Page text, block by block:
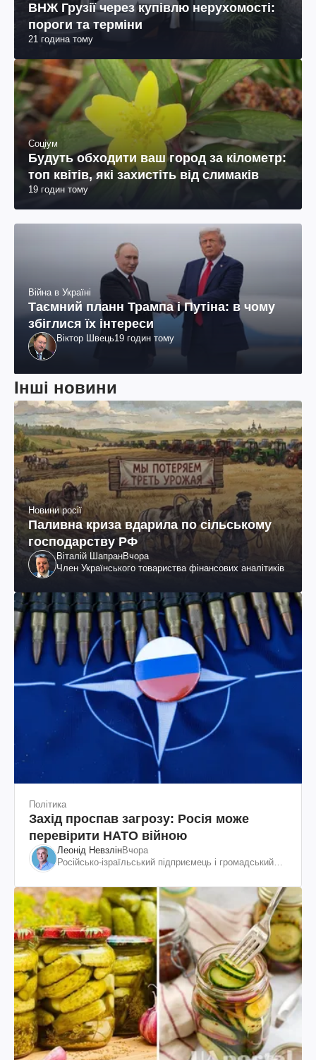
ВНЖ Грузії через купівлю нерухомості:
пороги та терміни
21 година тому
Соціум
Будуть обходити ваш город за кілометр:
топ квітів, які захистіть від слимаків
19 годин тому
Війна в Україні
Таємний планн Трампа і Путіна: в чому
збіглися їх інтереси
Віктор Швець19 годин тому
Інші новини
Новини росії
Паливна криза вдарила по сільському
господарству РФ
Віталій ШапранВчора
Член Українського товариства фінансових аналітиків
Політика
Захід проспав загрозу: Росія може
перевірити НАТО війною
Леонід НевзлінВчора
Російсько-ізраїльський підприємець і громадський